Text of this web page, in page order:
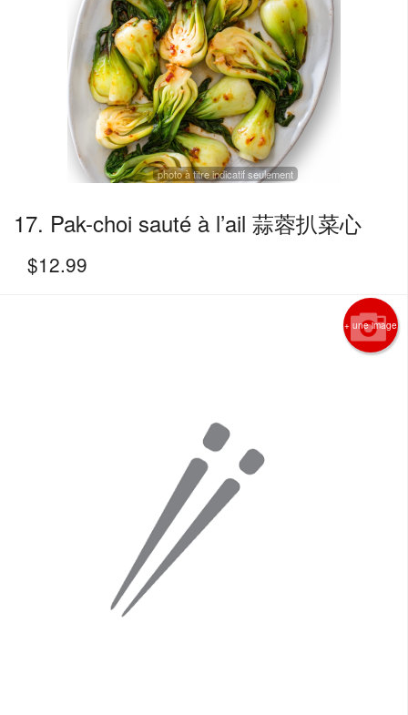
photo à titre indicatif seulement
17. Pak-choi sauté à l’ail 蒜蓉扒菜心
$12.99
+ une image